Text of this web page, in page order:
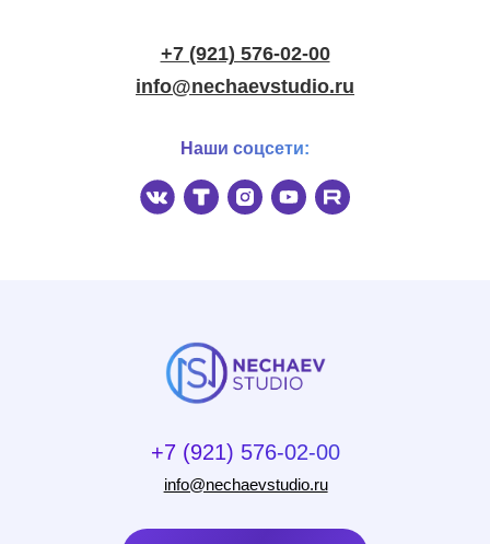
+7 (921) 576-02-00
info@nechaevstudio.ru
Наши соцсети: